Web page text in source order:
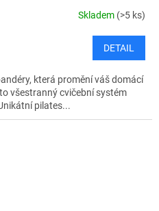
Skladem (>5 ks)
DETAIL
která promění váš domácí
všestranný cvičební systém
pilates...